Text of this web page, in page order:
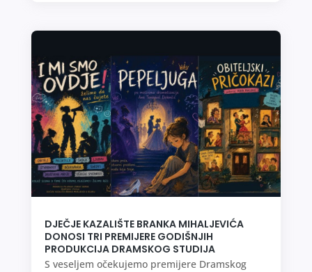
DJEČJE KAZALIŠTE BRANKA MIHALJEVIĆA
DONOSI TRI PREMIJERE GODIŠNJIH
PRODUKCIJA DRAMSKOG STUDIJA
S veseljem očekujemo premijere Dramskog